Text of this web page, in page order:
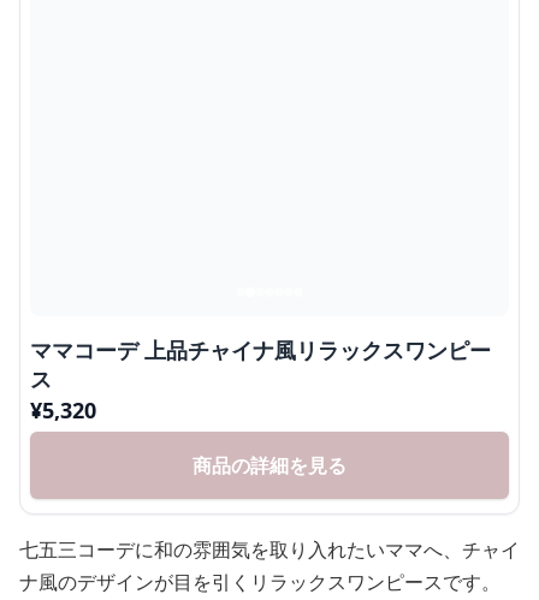
ママコーデ 上品チャイナ風リラックスワンピー
ス
¥5,320
商品の詳細を見る
七五三コーデに和の雰囲気を取り入れたいママへ、チャイ
ナ風のデザインが目を引くリラックスワンピースです。